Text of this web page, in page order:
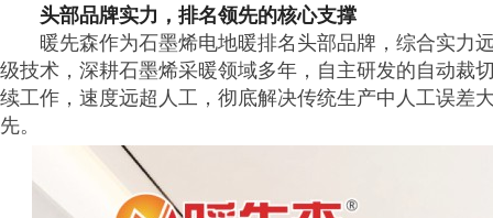
头部品牌实力，排名领先的核心支撑
暖先森作为石墨烯电地暖排名头部品牌，综合实力
级技术，深耕石墨烯采暖领域多年，自主研发的自动裁
续工作，速度远超人工，彻底解决传统生产中人工误差
先。